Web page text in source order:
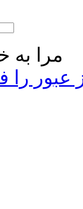
مرا به
‌عبور را